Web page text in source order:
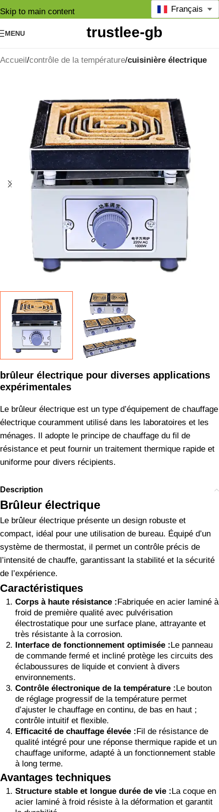
Skip to main content
MENU
Français
Accueil contrôle de la température cuisinière électrique
brûleur électrique pour diverses applications
expérimentales
Le brûleur électrique est un type d’équipement de chauffage
électrique couramment utilisé dans les laboratoires et les
ménages. Il adopte le principe de chauffage du fil de
résistance et peut fournir un traitement thermique rapide et
uniforme pour divers récipients.
Description
Brûleur électrique
Le brûleur électrique présente un design robuste et
compact, idéal pour une utilisation de bureau. Équipé d’un
système de thermostat, il permet un contrôle précis de
l’intensité de chauffe, garantissant la stabilité et la sécurité
de l’expérience.
Caractéristiques
Corps à haute résistance : Fabriquée en acier laminé à
froid de première qualité avec pulvérisation
électrostatique pour une surface plane, attrayante et
très résistante à la corrosion.
Interface de fonctionnement optimisée : Le panneau
de commande fermé et incliné protège les circuits des
éclaboussures de liquide et convient à divers
environnements.
Contrôle électronique de la température : Le bouton
de réglage progressif de la température permet
d’ajuster le chauffage en continu, de bas en haut ;
contrôle intuitif et flexible.
Efficacité de chauffage élevée : Fil de résistance de
qualité intégré pour une réponse thermique rapide et un
chauffage uniforme, adapté à un fonctionnement stable
à long terme.
Avantages techniques
Structure stable et longue durée de vie : La coque en
acier laminé à froid résiste à la déformation et garantit